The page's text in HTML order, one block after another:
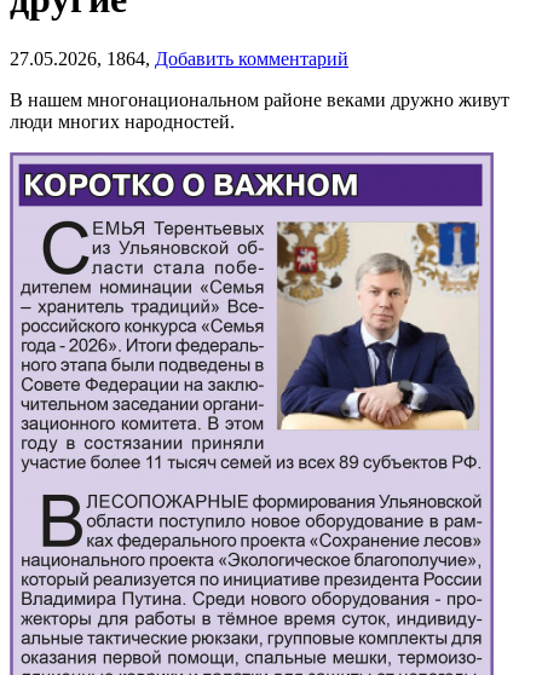
27.05.2026, 1864, Добавить комментарий
В нашем многонациональном районе веками дружно живут
люди многих народностей.